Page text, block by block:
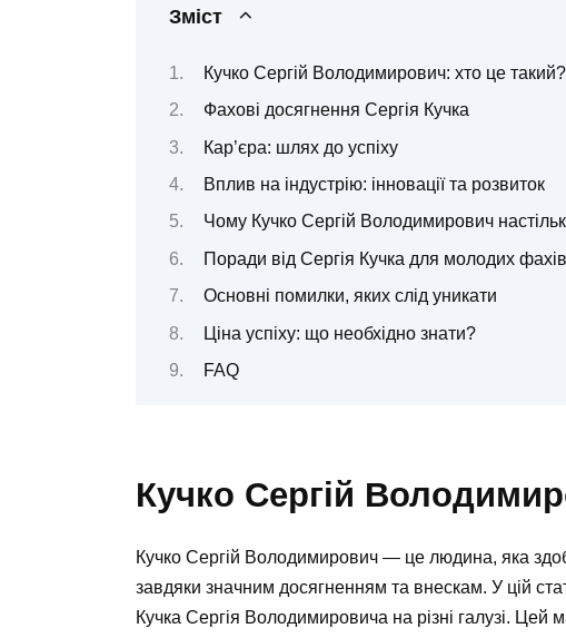
Зміст
Кучко Сергій Володимирович: хто це такий?
Фахові досягнення Сергія Кучка
Кар’єра: шлях до успіху
Вплив на індустрію: інновації та розвиток
Чому Кучко Сергій Володимирович
Поради від Сергія Кучка для молодих
Основні помилки, яких слід уникати
Ціна успіху: що необхідно знати?
FAQ
Кучко Сергій
Кучко Сергій Володимирович — це людина, яка
завдяки значним досягненням та внескам. У цій
Кучка Сергія Володимировича на різні галузі.